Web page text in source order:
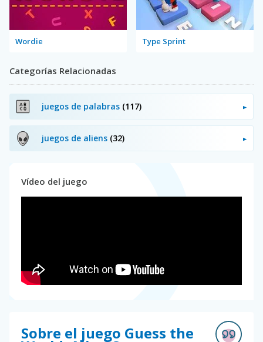
Wordie Type Sprint
Categorías Relacionadas
juegos de palabras (117)
juegos de aliens (32)
Vídeo del juego
Sobre el juego Guess the